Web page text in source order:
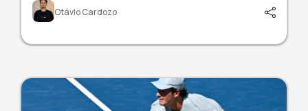
Otávio Cardozo